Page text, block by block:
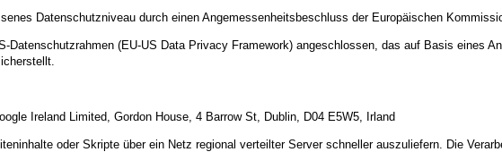
Datenschutzniveau durch einen Angemessenheitsbeschluss der Europäischen
Datenschutzrahmen (EU-US Data Privacy Framework) angeschlossen, das auf Basis eines
Ireland Limited, Gordon House, 4 Barrow St, Dublin, D04 E5W5, Irland
oder Skripte über ein Netz regional verteilter Server schneller auszuliefern. Die